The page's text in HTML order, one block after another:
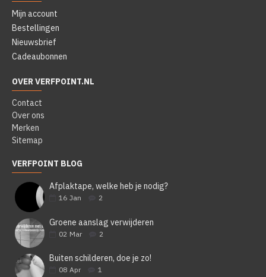
Mijn account
Bestellingen
Nieuwsbrief
Cadeaubonnen
OVER VERFPOINT.NL
Contact
Over ons
Merken
Sitemap
VERFPOINT BLOG
Afplaktape, welke heb je nodig?
16 Jan 2
Groene aanslag verwijderen
02 Mar 2
Buiten schilderen, doe je zo!
08 Apr 1